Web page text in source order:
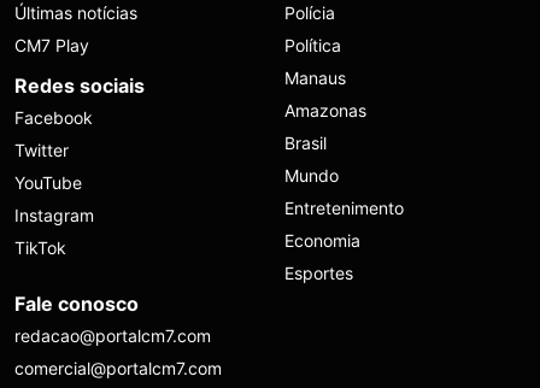
Últimas notícias
CM7 Play
Redes sociais
Facebook
Twitter
YouTube
Instagram
TikTok
Polícia
Política
Manaus
Amazonas
Brasil
Mundo
Entretenimento
Economia
Esportes
Fale conosco
redacao@portalcm7.com
comercial@portalcm7.com